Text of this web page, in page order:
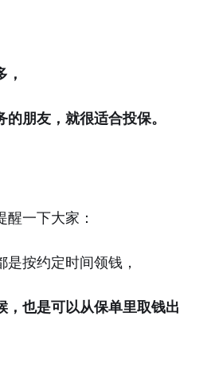
，
朋友，就很适合投保。
一下大家：
是按约定时间领钱，
，也是可以从保单里取钱出